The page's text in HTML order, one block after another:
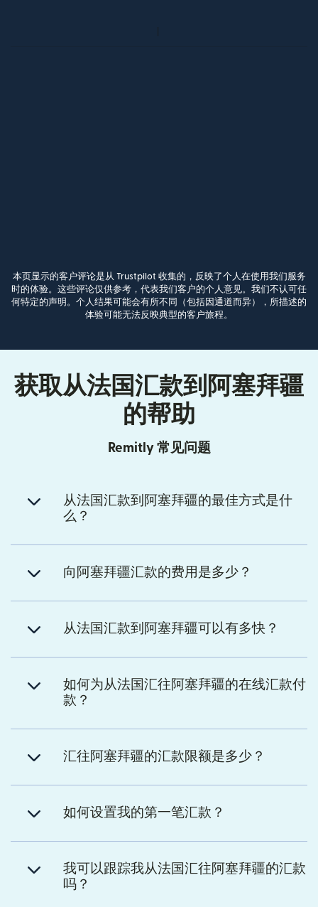
本页显示的客户评论是从 Trustpilot 收集的，反映了个人在使用我们服务
时的体验。这些评论仅供参考，代表我们客户的个人意见。我们不认可任
何特定的声明。个人结果可能会有所不同（包括因通道而异），所描述的
体验可能无法反映典型的客户旅程。
获取从法国汇款到阿塞拜疆
的帮助
Remitly 常见问题
从法国汇款到阿塞拜疆的最佳方式是什
么？
向阿塞拜疆汇款的费用是多少？
从法国汇款到阿塞拜疆可以有多快？
如何为从法国汇往阿塞拜疆的在线汇款付
款？
汇往阿塞拜疆的汇款限额是多少？
如何设置我的第一笔汇款？
我可以跟踪我从法国汇往阿塞拜疆的汇款
吗？